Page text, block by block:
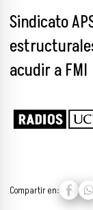
Sindicato
acudir a FMI
Compartir en: